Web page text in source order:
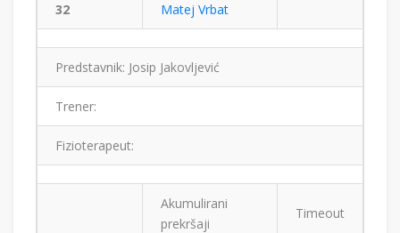
32 Matej Vrbat
Predstavnik: Josip Jakovljević
Trener:
Fizioterapeut:
Akumulirani
prekršaji
Timeout